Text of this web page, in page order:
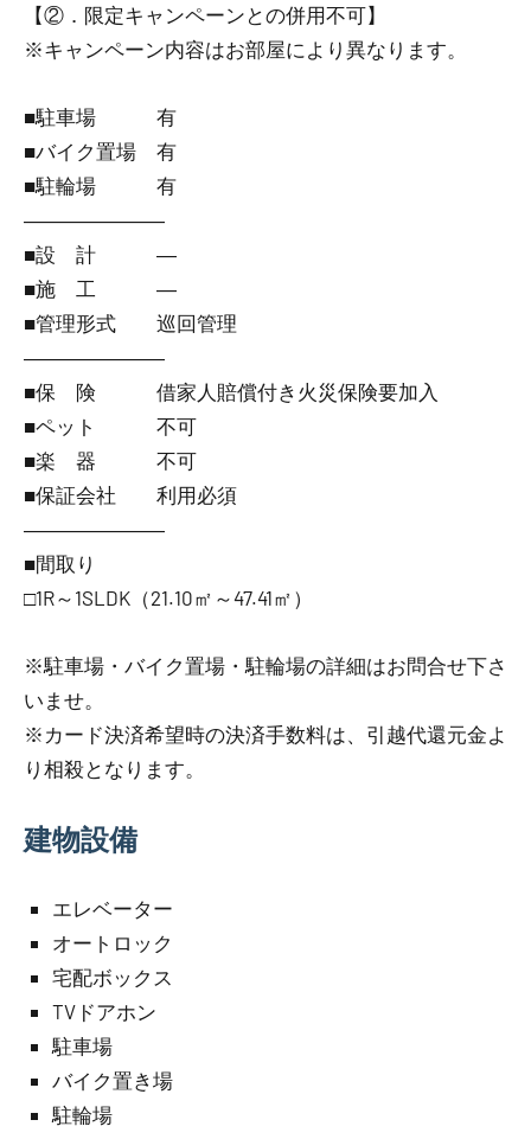
【②．限定キャンペーンとの併用不可】
※キャンペーン内容はお部屋により異なります。
■駐車場 有
■バイク置場 有
■駐輪場 有
―――――――
■設 計 ―
■施 工 ―
■管理形式 巡回管理
―――――――
■保 険 借家人賠償付き火災保険要加入
■ペット 不可
■楽 器 不可
■保証会社 利用必須
―――――――
■間取り
□1R～1SLDK（21.10㎡～47.41㎡）
※駐車場・バイク置場・駐輪場の詳細はお問合せ下さ
いませ。
※カード決済希望時の決済手数料は、引越代還元金よ
り相殺となります。
建物設備
エレベーター
オートロック
宅配ボックス
TVドアホン
駐車場
バイク置き場
駐輪場